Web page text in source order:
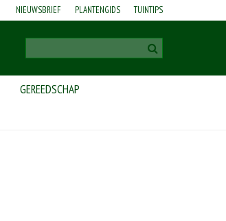
NIEUWSBRIEF PLANTENGIDS TUINTIPS
GEREEDSCHAP